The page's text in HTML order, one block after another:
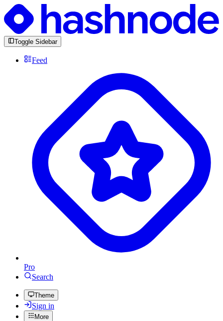
Toggle Sidebar
Feed
Pro
Search
Theme
Sign in
More